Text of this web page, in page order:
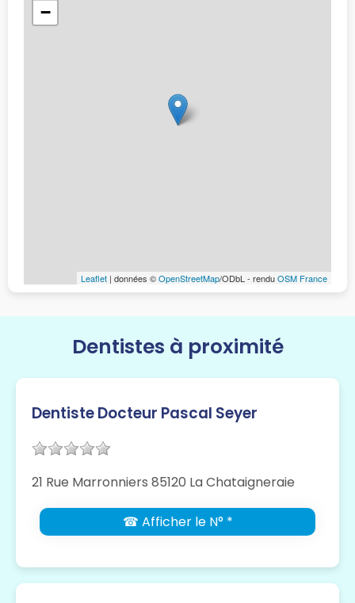
−
Leaflet | données ©OpenStreetMap/ODbL - renduOSM France
Dentistes à proximité
Dentiste Docteur Pascal Seyer
21 Rue Marronniers 85120 La Chataigneraie
☎ Afficher le N° *